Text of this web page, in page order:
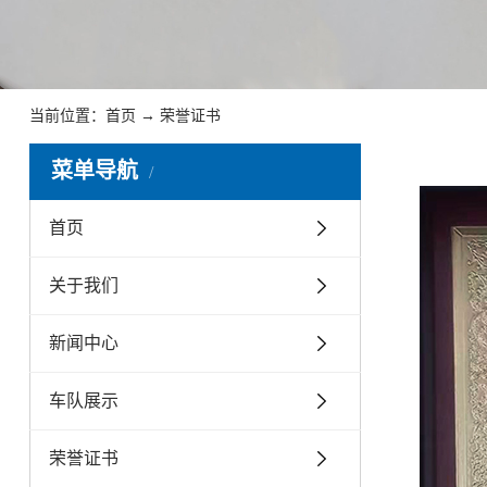
当前位置： 首页 → 荣誉证书
菜单导航
首页
关于我们
新闻中心
车队展示
荣誉证书